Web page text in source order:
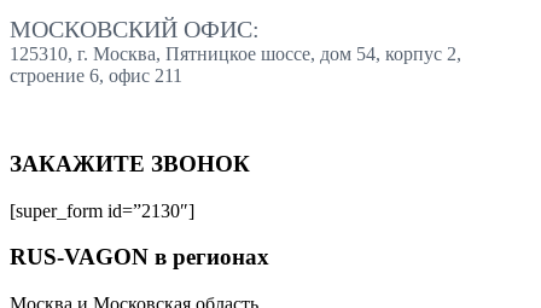
МОСКОВСКИЙ ОФИС:
125310, г. Москва, Пятницкое шоссе, дом 54, корпус 2,
строение 6, офис 211
ЗАКАЖИТЕ ЗВОНОК
[super_form id=”2130″]
RUS-VAGON в регионах